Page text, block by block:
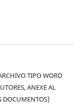
TIPO WORD
ANEXE AL
DOCUMENTOS)